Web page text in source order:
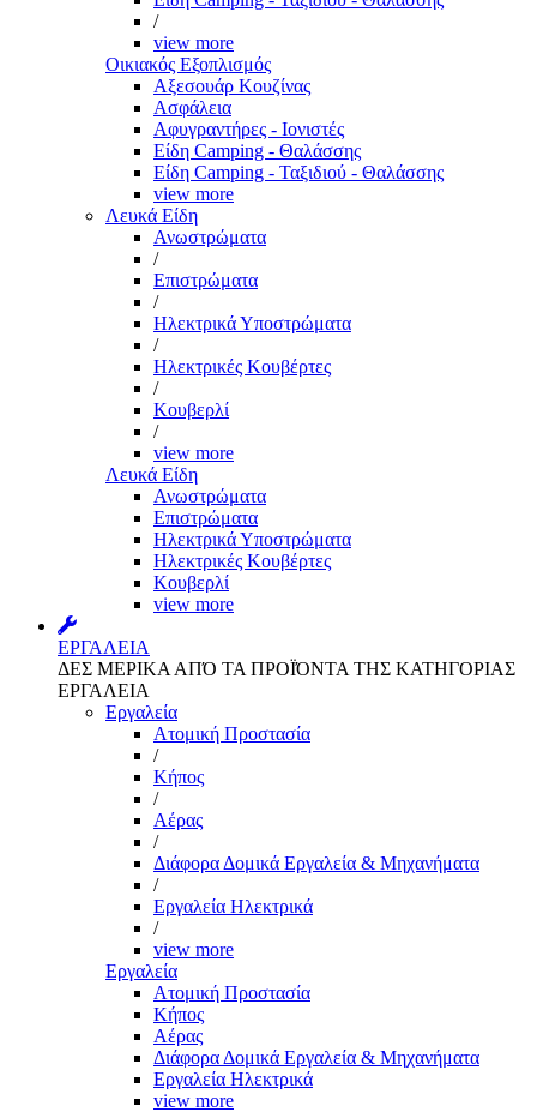
/
view more
Οικιακός Εξοπλισμός
Αξεσουάρ Κουζίνας
Ασφάλεια
Αφυγραντήρες - Ιονιστές
Είδη Camping - Θαλάσσης
Είδη Camping - Ταξιδιού - Θαλάσσης
view more
Λευκά Είδη
Ανωστρώματα
/
Επιστρώματα
/
Ηλεκτρικά Υποστρώματα
/
Ηλεκτρικές Κουβέρτες
/
Κουβερλί
/
view more
Λευκά Είδη
Ανωστρώματα
Επιστρώματα
Ηλεκτρικά Υποστρώματα
Ηλεκτρικές Κουβέρτες
Κουβερλί
view more
ΕΡΓΑΛΕΙΑ
ΔΕΣ ΜΕΡΙΚΑ ΑΠΌ ΤΑ ΠΡΟΪΌΝΤΑ ΤΗΣ ΚΑΤΗΓΟΡΙΑΣ
ΕΡΓΑΛΕΙΑ
Εργαλεία
Aτομική Προστασία
/
Kήπος
/
Αέρας
/
Διάφορα Δομικά Εργαλεία & Μηχανήματα
/
Εργαλεία Ηλεκτρικά
/
view more
Εργαλεία
Aτομική Προστασία
Kήπος
Αέρας
Διάφορα Δομικά Εργαλεία & Μηχανήματα
Εργαλεία Ηλεκτρικά
view more